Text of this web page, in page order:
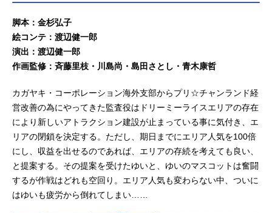
脚本：金杉弘子
絵コンテ：渡辺健一郎
演出：渡辺健一郎
作画監修：斉藤里枝・川島尚・島田さとし・青木康哲
カガヤキ・コーポレーション海外支部からプリ☆チャンランド経
営改善の為にやってきた監査役はドリーミーライスエリアの存在
により新しいアトラクション建設が止まっている事に気付き、エ
リアの閉鎖を決定する。ただし、期日までにエリア人気を100倍
にし、収益を出せるのであれば、エリアの存続を考えても良い、
と提案する。その提案を受けたゆいと、ゆいのマスコットは奮闘
するが作戦はどれも空回り。エリア人気も変わらない中、ついに
はゆいも疲労から倒れてしまい……